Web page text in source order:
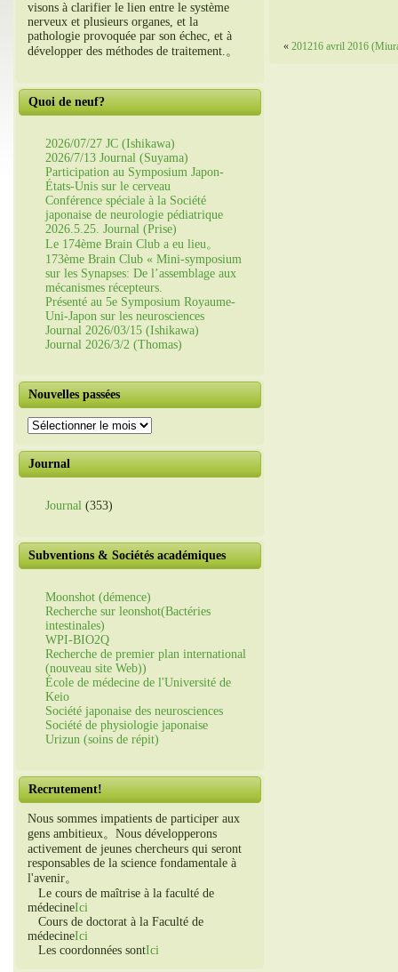
visons à clarifier le lien entre le système
nerveux et plusieurs organes, et la
pathologie provoquée par son échec, et à
développer des méthodes de traitement.。
Quoi de neuf?
2026/07/27 JC (Ishikawa)
2026/7/13 Journal (Suyama)
Participation au Symposium Japon-
États-Unis sur le cerveau
Conférence spéciale à la Société
japonaise de neurologie pédiatrique
2026.5.25. Journal (Prise)
Le 174ème Brain Club a eu lieu。
173ème Brain Club « Mini-symposium
sur les Synapses: De l’assemblage aux
mécanismes récepteurs.
Présenté au 5e Symposium Royaume-
Uni-Japon sur les neurosciences
Journal 2026/03/15 (Ishikawa)
Journal 2026/3/2 (Thomas)
Nouvelles passées
Nouvelles
passées
Journal
Journal (353)
Subventions & Sociétés académiques
Moonshot (démence)
Recherche sur leonshot(Bactéries
intestinales)
WPI-BIO2Q
Recherche de premier plan international
(nouveau site Web))
École de médecine de l'Université de
Keio
Société japonaise des neurosciences
Société de physiologie japonaise
Urizun (soins de répit)
Recrutement!
Nous sommes impatients de participer aux
gens ambitieux。Nous développerons
activement de jeunes chercheurs qui seront
responsables de la science fondamentale à
l'avenir。
Le cours de maîtrise à la faculté de
médecineIci
Cours de doctorat à la Faculté de
médecineIci
Les coordonnées sontIci
« 201216 avril 2016